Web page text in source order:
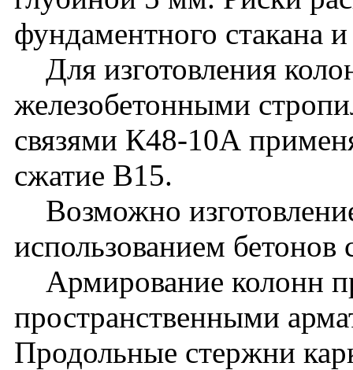
фундаментного стакана
Для изготовления
железобетонными
связями К48-10А
сжатие В15.
Возможно
использованием
Армирование колонн
пространственными
Продольные стержни